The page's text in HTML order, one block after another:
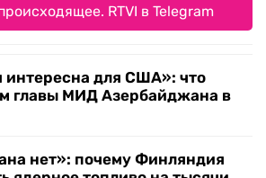
RTVI в Telegram
для США»: что
главы МИД Азербайджана в
нет»: почему Финляндия